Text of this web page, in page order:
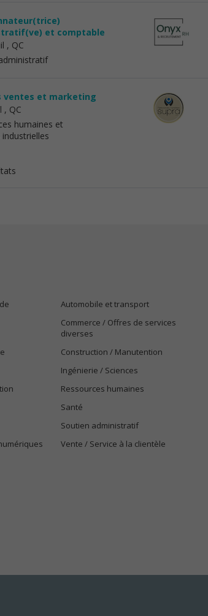
et comptable
, QC
ventes et marketing
, QC
humaines et
Automobile et transport
Commerce / Offres de services
diverses
Construction / Manutention
Ingénierie / Sciences
Ressources humaines
Santé
Soutien administratif
Vente / Service à la clientèle